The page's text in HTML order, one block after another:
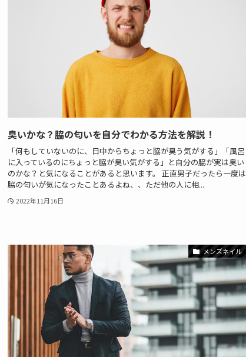
臭いかな？脇の匂いを自分でわかる方法を解説！
「何もしていないのに、日中からちょっと脇が臭う気がする」「風呂
に入っているのにちょっと脇が臭い気がする」と自分の脇が実は臭い
のかな？と気になることがあると思います。 正直男子だったら一度は
脇の匂いが気になったことあるよね、、ただ他の人に相...
2022年11月16日
メンズネイル